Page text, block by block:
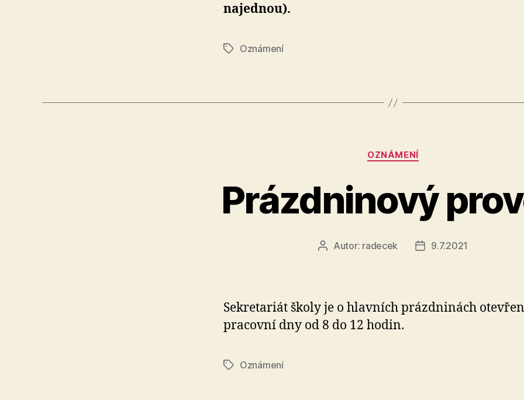
najednou).
ŠtítkyOznámení
Rubriky
OZNÁMENÍ
Prázdninový
AutorAutor: radecek
Datum
9.7.2021
Sekretariát školy je o hlavních prázdninách
pracovní dny od 8 do 12 hodin.
ŠtítkyOznámení